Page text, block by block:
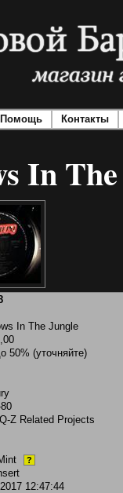
Помощь Контакты
In
In The Jungle
50% (уточняйте)
Z Related Projects
?
12:47:44